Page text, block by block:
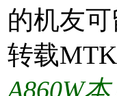
的机友
转载
A860W